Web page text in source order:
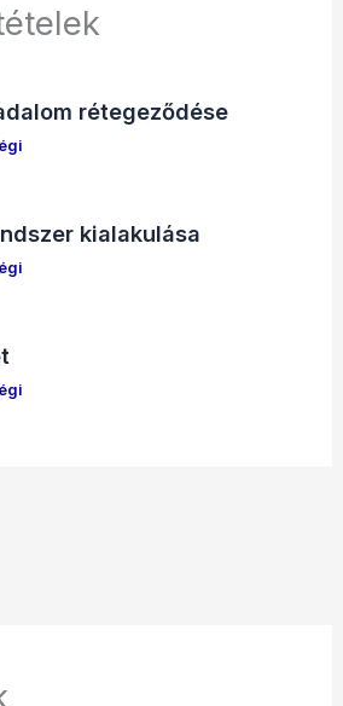
rétegeződése
kialakulása